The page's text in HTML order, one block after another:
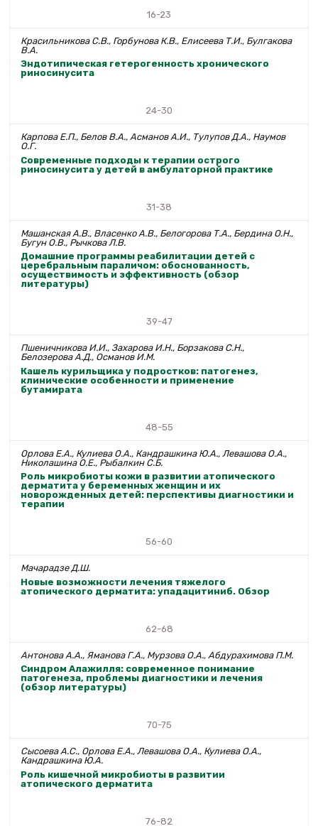
16-23
Красильникова С.В., Горбунова К.В., Елисеева Т.И., Булгакова
В.А.
Эндотипическая гетерогенность хронического
риносинусита
24-30
Карпова Е.П., Белов В.А., Асманов А.И., Тулупов Д.А., Наумов
О.Г.
Современные подходы к терапии острого
риносинусита у детей в амбулаторной практике
31-38
Машанская А.В., Власенко А.В., Белогорова Т.А., Бердина О.Н.,
Бугун О.В., Рычкова Л.В.
Домашние программы реабилитации детей с
церебральным параличом: обоснованность,
осуществимость и эффективность (обзор
литературы)
39-47
Пшеничникова И.И., Захарова И.Н., Борзакова С.Н.,
Белозерова А.Д., Османов И.М.
Кашель курильщика у подростков: патогенез,
клинические особенности и применение
бутамирата
48-55
Орлова Е.А., Кулиева О.А., Кандрашкина Ю.А., Левашова О.А.,
Николашина О.Е., Рыбалкин С.Б.
Роль микробиоты кожи в развитии атопического
дерматита у беременных женщин и их
новорожденных детей: перспективы диагностики и
терапии
56-60
Мачарадзе Д.Ш.
Новые возможности лечения тяжелого
атопического дерматита: упадацитиниб. Обзор
62-68
Антонова А.А., Яманова Г.А., Мурзова О.А., Абдурахимова П.М.
Синдром Алажилля: современное понимание
патогенеза, проблемы диагностики и лечения
(обзор литературы)
70-75
Сысоева А.С., Орлова Е.А., Левашова О.А., Кулиева О.А.,
Кандрашкина Ю.А.
Роль кишечной микробиоты в развитии
атопического дерматита
76-82